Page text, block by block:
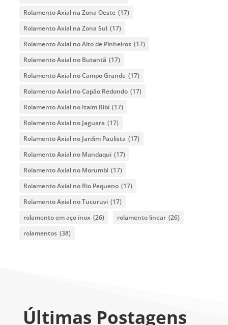
Rolamento Axial na Zona Oeste (17)
Rolamento Axial na Zona Sul (17)
Rolamento Axial no Alto de Pinheiros (17)
Rolamento Axial no Butantã (17)
Rolamento Axial no Campo Grande (17)
Rolamento Axial no Capão Redondo (17)
Rolamento Axial no Itaim Bibi (17)
Rolamento Axial no Jaguara (17)
Rolamento Axial no Jardim Paulista (17)
Rolamento Axial no Mandaqui (17)
Rolamento Axial no Morumbi (17)
Rolamento Axial no Rio Pequeno (17)
Rolamento Axial no Tucuruvi (17)
rolamento em aço inox (26) rolamento linear (26)
rolamentos (38)
Últimas Postagens